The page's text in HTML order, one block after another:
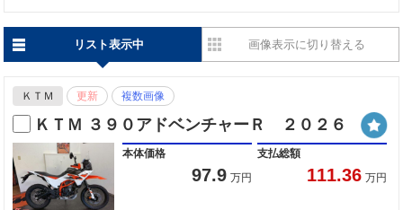
リスト表示中 画像表示に切り替える
ＫＴＭ 更新 複数画像
ＫＴＭ ３９０アドベンチャーＲ ２０２６
本体価格
97.9 万円
支払総額
111.36 万円